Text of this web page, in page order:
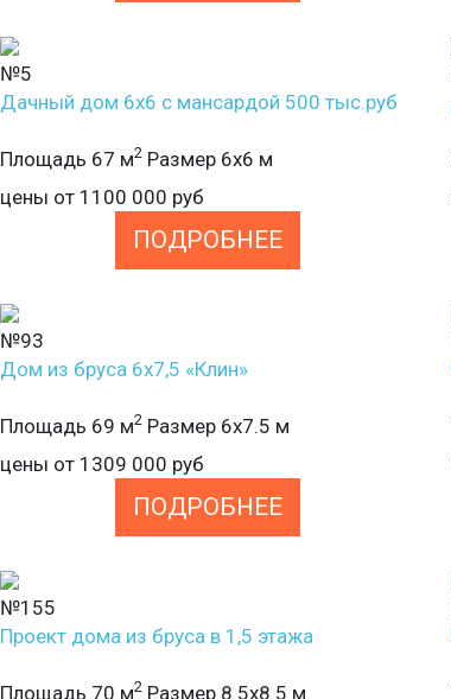
№5
Дачный дом 6х6 с мансардой 500 тыс.руб
Площадь 67 м2 Размер 6х6 м
цены от 1100 000 руб
ПОДРОБНЕЕ
№93
Дом из бруса 6х7,5 «Клин»
Площадь 69 м2 Размер 6х7.5 м
цены от 1309 000 руб
ПОДРОБНЕЕ
№155
Проект дома из бруса в 1,5 этажа
Площадь 70 м2 Размер 8.5х8.5 м